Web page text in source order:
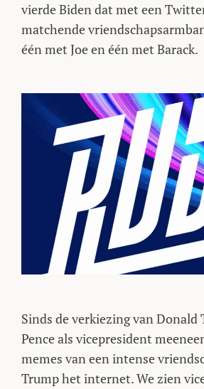
vierde Biden dat met een
matchende
één met Joe en één met Barack.
Sinds de verkiezing van Donald
Pence als vicepresident
memes van een intense
Trump het internet. We zien